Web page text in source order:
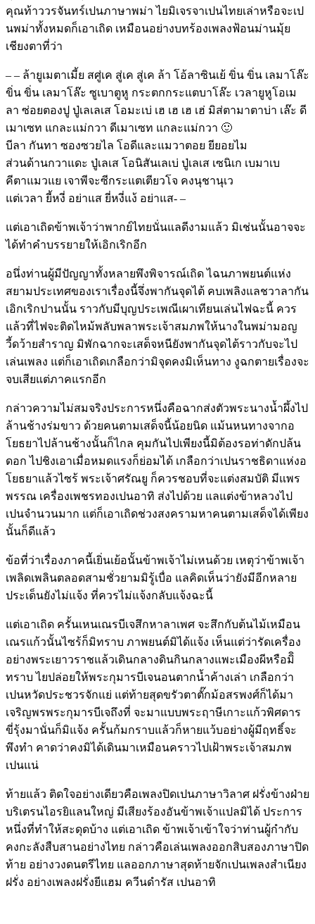
คุณท้าววรจันทร์เปนภาษาพม่า ไยมิเจรจาเปนไทยเล่าหรือจะเป
นพม่าทั้งหมดก็เอาเถิด เหมือนอย่างบทร้องเพลงฟ้อนม่านมุ้ย
เชียงตาที่ว่า
– – ล้ายูเมตาเมี้ย สศู่เค สู่เค สู่เค ล้า โอ้ลาซินเย้ ขิ่น ขิ่น เลมาโล๊ะ
ขิ่น ขิ่น เลมาโล๊ะ ซูเบาตูหู กระตกกระแตบาโล๊ะ เวลายูหูโอเม
ลา ซ่อยตองปู ปู่เลเลเส โอมะเบ่ เฮ เฮ เฮ เฮ่ มิส่ตามาตาบ่า เล๊ะ ดี
เมาเซท แกละแม่กวา ดีเมาเซท แกละแม่กวา 🙂
บีลา กันทา ซองซวยไล โอดีและแมวาตอย ยียอยไม
ส่วนด้านกวาแดะ ปู่เลเส โอนิสันเลเบ่ ปู่เลเส เซนิเก เบมาเบ
คีตาแมวแย เจาพีจะซีกระแตเตียวโจ คงนุชานุเว
แต่เวลา ยี้หงี่ อย่าแส ยี่หงี่แง้ อย่าแส- –
แต่เอาเถิดข้าพเจ้าว่าพากย์ไทยนั่นแลดีงามแล้ว มิเช่นนั้นอาจจะ
ได้ทำคำบรรยายให้เอิกเริกอีก
อนึ่งท่านผู้มีปัญญาทั้งหลายพึงพิจารณ์เถิด ไฉนภาพยนต์แห่ง
สยามประเทศของเราเรื่องนี้จึ่งพากันจุดไต้ คบเพลิงแลชวาลากัน
เอิกเริกปานนั้น ราวกับมีบุญประเพณีเผาเทียนเล่นไฟฉะนี้ ควร
แล้วที่ไฟจะติดไหม้พลับพลาพระเจ้าสมภพให้นางในพม่ามอญ
วี้ดว้ายสำราญ มิพักฉากจะเสด็จหนียังพากันจุดไต้ราวกับจะไป
เล่นเพลง แต่ก็เอาเถิดเกลือกว่ามิจุดคงมิเห็นทาง งูฉกตายเรื่องจะ
จบเสียแต่ภาคแรกอีก
กล่าวความไม่สมจริงประการหนึ่งคือฉากส่งตัวพระนางน้ำผึ้งไป
ล้านช้างร่มขาว ด้วยคนตามเสด็จนี้น้อยนิด แม้นหนทางจากอ
โยธยาไปล้านช้างนั้นก็ไกล คุมกันไปเพียงนี้มิต้องรอท่าดักปล้น
ดอก ไปชิงเอาเมื่อหมดแรงก็ย่อมได้ เกลือกว่าเปนราชธิดาแห่งอ
โยธยาแล้วไซร้ พระเจ้าศรัณยู ก็ควรชอบที่จะแต่งสมบัติ มีแพร
พรรณ เครื่องเพชรทองเปนอาทิ ส่งไปด้วย แลแต่งข้าหลวงไป
เปนจำนวนมาก แต่ก็เอาเถิดช่วงสงครามหาคนตามเสด็จได้เพียง
นั้นก็ดีแล้ว
ข้อที่ว่าเรื่องภาคนี้เยิ่นเย้อนั้นข้าพเจ้าไม่เหนด้วย เหตุว่าข้าพเจ้า
เพลิดเพลินตลอดสามชั่วยามมิรู้เบื่อ แลคิดเห็นว่ายังมีอีกหลาย
ประเด็นยังไม่แจ้ง ที่ควรไม่แจ้งกลับแจ้งฉะนี้
แต่เอาเถิด ครั้นเหนเณรบีเจสึกหาลาเพศ จะสึกกับต้นไม้เหมือน
เณรแก้วนั้นไซร้ก็มิทราบ ภาพยนต์มิได้แจ้ง เห็นแต่ว่ารัดเครื่อง
อย่างพระเยาวราชแล้วเดินกลางดินกินกลางแพะเมืองผีหรือมิิ
ทราบ ไยปล่อยให้พระกุมารบีเจนอนตากน้ำค้างเล่า เกลือกว่า
เปนหวัดประชวรจักแย่ แต่ท้ายสุดขรัวตาตั๊กม้อสรพงศ์ก็ได้มา
เจริญพรพระกุมารบีเจถึงที่ จะมาแบบพระฤาษีเกาะแก้วพิศดาร
ขี่รุ้งมานั่นก็มิแจ้ง ครั้นก้มกราบแล้วก็หายแว้บอย่างผู้มีฤทธิ์จะ
พึงทำ คาดว่าคงมิได้เดินมาเหมือนคราวไปเฝ้าพระเจ้าสมภพ
เปนแน่
ท้ายแล้ว ติดใจอย่างเดียวคือเพลงปิดเปนภาษาวิลาศ ฝรั่งข้างฝ่าย
บริเตรนไอรยิแลนใหญ่ มีเสียงร้องอันข้าพเจ้าแปลมิได้ ประการ
หนึ่งที่ทำให้สะดุดบ้าง แต่เอาเถิด ข้าพเจ้าเข้าใจว่าท่านผู้กำกับ
คงกะลังสืบสานอย่างไทย กล่าวคือเล่นเพลงออกสิบสองภาษาปิด
ท้าย อย่างวงดนตรีไทย แลออกภาษาสุดท้ายจักเปนเพลงสำเนียง
ฝรั่ง อย่างเพลงฝรั่งยีแฮม ควีนดำรัส เปนอาทิ